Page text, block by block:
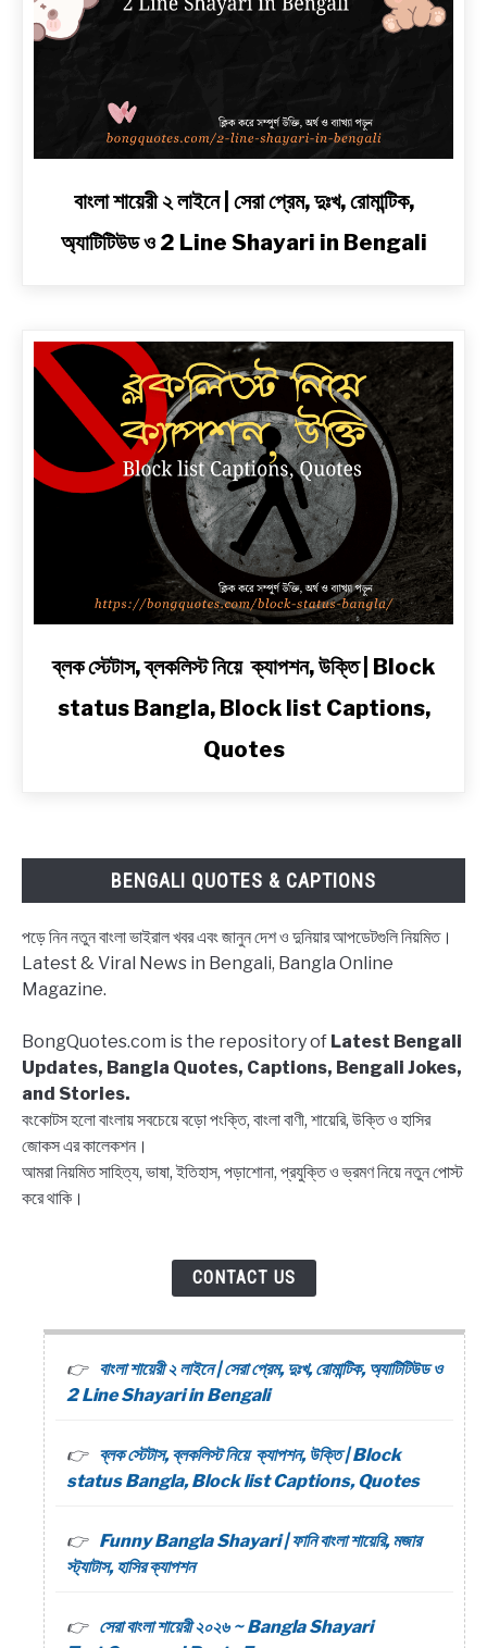
|
সেরা
প্রেম,
রোমান্টিক,
অ্যাটিটিউড
বাংলা শায়েরী ২ লাইনে | সেরা প্রেম, দুঃখ, রোমান্টিক,
অ্যাটিটিউড ও 2 Line Shayari in Bengali
link
Bangla,
Block
list
Quotes
ব্লক স্টেটাস, ব্লকলিস্ট নিয়ে ক্যাপশন, উক্তি | Block
status Bangla, Block list Captions,
Quotes
BENGALI QUOTES & CAPTIONS
পড়ে নিন নতুন বাংলা ভাইরাল খবর এবং জানুন দেশ ও দুনিয়ার আপডেটগুলি নিয়মিত।
Latest & Viral News in Bengali, Bangla Online
Magazine.
BongQuotes.com is the repository of Latest Bengali
Updates, Bangla Quotes, Captions, Bengali Jokes,
and Stories.
বংকোটস হলো বাংলায় সবচেয়ে বড়ো পংক্তি, বাংলা বাণী, শায়েরি, উক্তি ও হাসির
জোকস এর কালেকশন।
আমরা নিয়মিত সাহিত্য, ভাষা, ইতিহাস, পড়াশোনা, প্রযুক্তি ও ভ্রমণ নিয়ে নতুন পোস্ট
করে থাকি।
CONTACT US
বাংলা শায়েরী ২ লাইনে | সেরা প্রেম, দুঃখ, রোমান্টিক, অ্যাটিটিউড ও
2 Line Shayari in Bengali
ব্লক স্টেটাস, ব্লকলিস্ট নিয়ে ক্যাপশন, উক্তি | Block
status Bangla, Block list Captions, Quotes
Funny Bangla Shayari | ফানি বাংলা শায়েরি, মজার
স্ট্যাটাস, হাসির ক্যাপশন
সেরা বাংলা শায়েরী ২০২৬ ~ Bangla Shayari